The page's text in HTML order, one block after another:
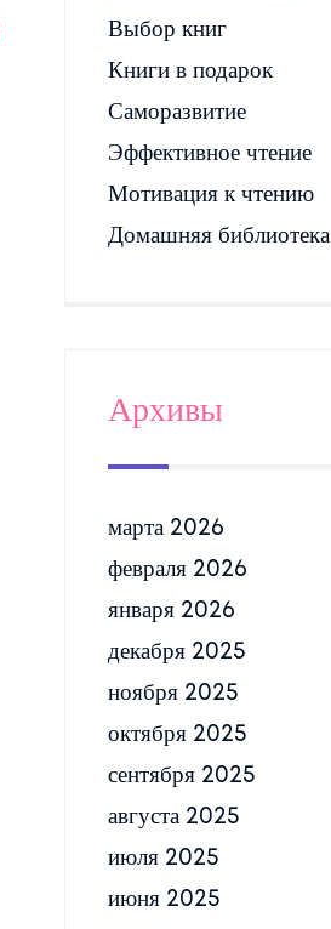
Выбор книг
Книги в подарок
Саморазвитие
Эффективное чтение
Мотивация к чтению
Домашняя библиотека
Архивы
марта 2026
февраля 2026
января 2026
декабря 2025
ноября 2025
октября 2025
сентября 2025
августа 2025
июля 2025
июня 2025